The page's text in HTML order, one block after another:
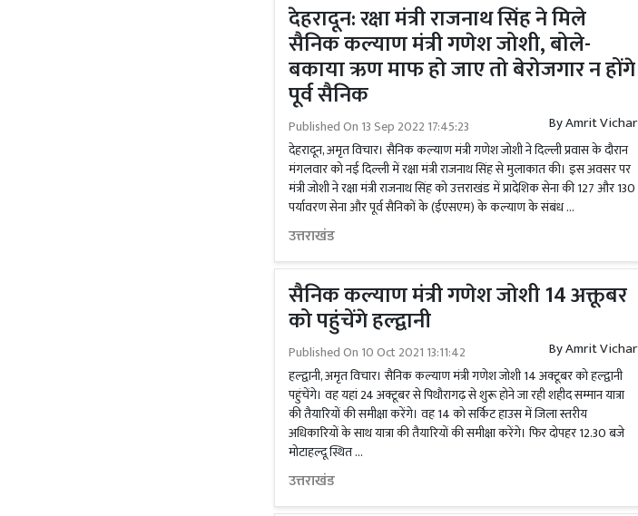
देहरादून: रक्षा मंत्री राजनाथ सिंह ने मिले
सैनिक कल्याण मंत्री गणेश जोशी, बोले-
बकाया ऋण माफ हो जाए तो बेरोजगार न होंगे
पूर्व सैनिक
Published On 13 Sep 2022 17:45:23 ByAmrit Vichar
देहरादून, अमृत विचार। सैनिक कल्याण मंत्री गणेश जोशी ने दिल्ली प्रवास के दौरान
मंगलवार को नई दिल्ली में रक्षा मंत्री राजनाथ सिंह से मुलाकात की। इस अवसर पर
मंत्री जोशी ने रक्षा मंत्री राजनाथ सिंह को उत्तराखंड में प्रादेशिक सेना की 127 और 130
पर्यावरण सेना और पूर्व सैनिकों के (ईएसएम) के कल्याण के संबंध …
उत्तराखंड
सैनिक कल्याण मंत्री गणेश जोशी 14 अक्तूबर
को पहुंचेंगे हल्द्वानी
Published On 10 Oct 2021 13:11:42 ByAmrit Vichar
हल्द्वानी, अमृत विचार। सैनिक कल्याण मंत्री गणेश जोशी 14 अक्टूबर को हल्द्वानी
पहुंचेंगे। वह यहां 24 अक्टूबर से पिथौरागढ़ से शुरू होने जा रही शहीद सम्मान यात्रा
की तैयारियों की समीक्षा करेंगे। वह 14 को सर्किट हाउस में जिला स्तरीय
अधिकारियों के साथ यात्रा की तैयारियों की समीक्षा करेंगे। फिर दोपहर 12.30 बजे
मोटाहल्दू स्थित …
उत्तराखंड